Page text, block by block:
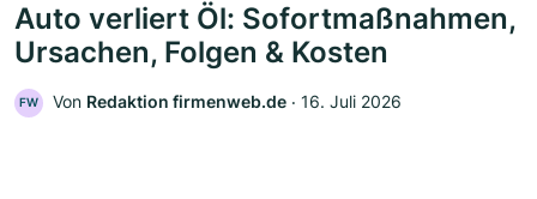
Auto verliert Öl: Sofortmaßnahmen,
Ursachen, Folgen & Kosten
FW Von Redaktion firmenweb.de ‧ 16. Juli 2026